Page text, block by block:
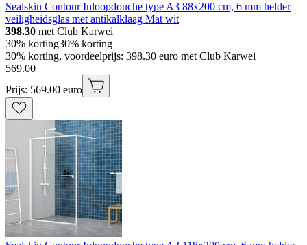
Sealskin Contour Inloopdouche type A3 88x200 cm, 6 mm helder
veiligheidsglas met antikalklaag Mat wit
398.30 met Club Karwei
30% korting30% korting
30% korting, voordeelprijs: 398.30 euro met Club Karwei
569.00
Prijs: 569.00 euro